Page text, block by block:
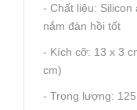
- Chất liệu: Silicon
nắm đàn hồi tốt
- Kích cỡ: 13 x 3
cm)
- Trọng lượng: